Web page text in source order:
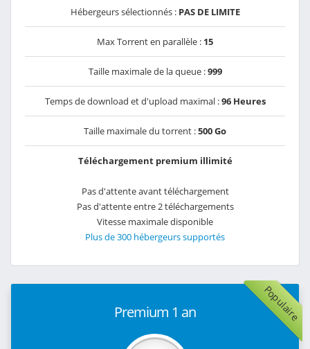
Hébergeurs sélectionnés : PAS DE LIMITE
Max Torrent en parallèle : 15
Taille maximale de la queue :999
Temps de download et d'upload maximal :96 Heures
Taille maximale du torrent :500 Go
Téléchargement premium illimité
Pas d'attente avant téléchargement
Pas d'attente entre 2 téléchargements
Vitesse maximale disponible
Plus de 300 hébergeurs supportés
Populaire
Premium 1 an